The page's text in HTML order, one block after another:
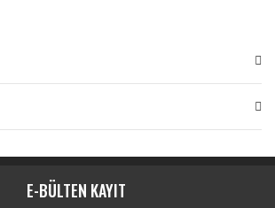
Yorum Yaz
E-BÜLTEN KAYIT